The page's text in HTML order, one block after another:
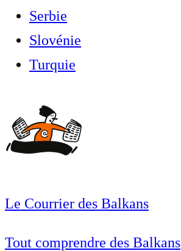
Serbie
Slovénie
Turquie
Le Courrier des Balkans
Tout comprendre des Balkans